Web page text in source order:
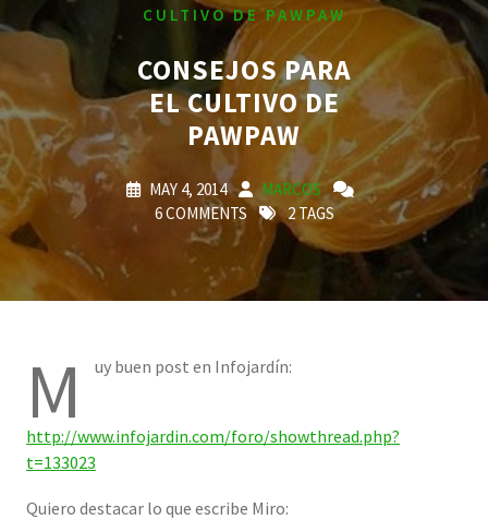
CULTIVO DE PAWPAW
CONSEJOS PARA
EL CULTIVO DE
PAWPAW
MAY 4, 2014
MARCOS
6 COMMENTS
2 TAGS
M uy buen post en Infojardín:
http://www.infojardin.com/foro/showthread.php?
t=133023
Quiero destacar lo que escribe Miro: